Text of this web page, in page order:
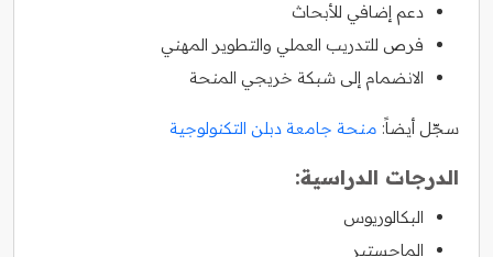
دعم إضافي للأبحاث
فرص للتدريب العملي والتطوير المهني
الانضمام إلى شبكة خريجي المنحة
سجّل أيضاً: منحة جامعة دبلن التكنولوجية
الدرجات الدراسية:
البكالوريوس
الماجستير